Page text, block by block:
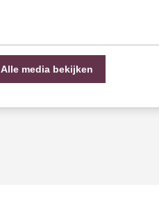
Alle media bekijken